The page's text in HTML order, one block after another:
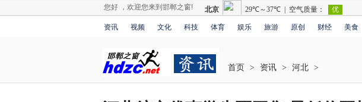
您好 ，欢迎您来到邯郸之窗!
资讯 视频 文化 科技 体育 娱乐 旅游 原创 财经 美食
首页 > 资讯 > 河北 >